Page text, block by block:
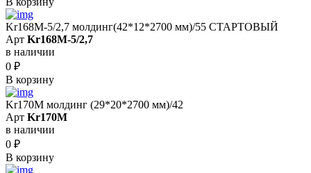
Kr168M-5/2,7 молдинг(42*12*2700 мм)/55 СТАРТОВЫЙ
Арт Kr168M-5/2,7
в наличии
0 ₽
В корзину
Kr170M молдинг (29*20*2700 мм)/42
Арт Kr170M
в наличии
0 ₽
В корзину